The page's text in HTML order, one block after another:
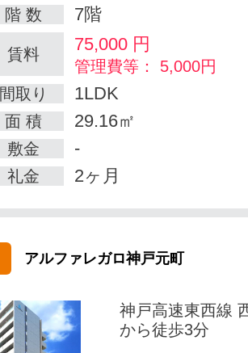
階 数 7階
賃料 75,000 円
管理費等： 5,000円
間取り
1LDK
面 積 29.16㎡
敷金 -
礼金 2ヶ月
アルファレガロ神戸元町
神戸高速東西線
から徒歩3分